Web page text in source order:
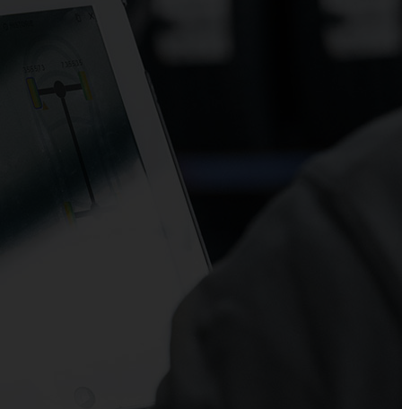
NOCH NIE WAR
EIN-, UM- UND